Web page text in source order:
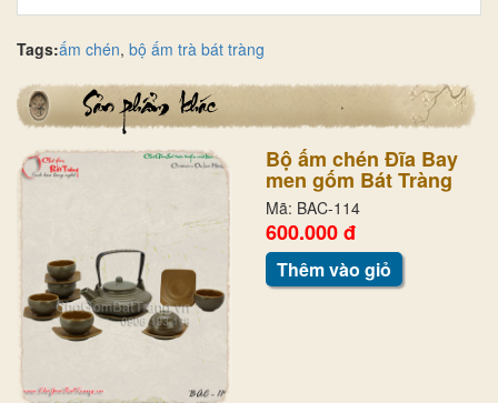
Tags:ấm chén, bộ ấm trà bát tràng
Bộ ấm chén Đĩa Bay
men gốm Bát Tràng
Mã: BAC-114
600.000 đ
Thêm vào giỏ